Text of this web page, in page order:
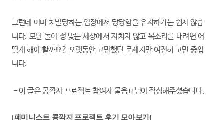
그런데 이미 차별당하는 입장에서 당당함을 유지하기는 쉽지 않습
니다. 모난 돌이 정 맞는 세상에서 지치지 않고 목소리를 내려면 어
떻게 해야 할까요? 오랫동안 고민했던 문제지만 여전히 고민 중입
니다.
- 이 글은 콩깍지 프로젝트 참여자 물음표님이 작성해주셨습니다.
[페미니스트 콩깍지 프로젝트 후기 모아보기]